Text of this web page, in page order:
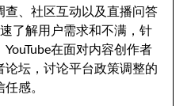
查、社区互动以及直播问答
了解用户需求和不满，针
在面对内容创作者
论坛，讨论平台政策调整的
感。